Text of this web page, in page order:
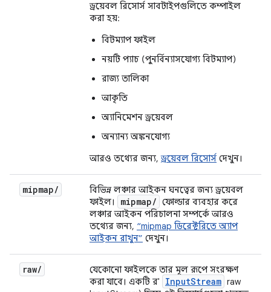
ড্রয়েবল রিসোর্স সাবটাইপগুলিতে কম্পাইল
করা হয়:
বিটম্যাপ ফাইল
নয়টি প্যাচ (পুনর্বিন্যাসযোগ্য বিটম্যাপ)
রাজ্য তালিকা
আকৃতি
অ্যানিমেশন ড্রয়েবল
অন্যান্য অঙ্কনযোগ্য
আরও তথ্যের জন্য,ড্রয়েবল রিসোর্স দেখুন।
mipmap/
বিভিন্ন লঞ্চার আইকন ঘনত্বের জন্য ড্রয়েবল
ফাইল।
mipmap/ ফোল্ডার ব্যবহার করে
লঞ্চার আইকন পরিচালনা সম্পর্কে আরও
তথ্যের জন্য, “mipmap ডিরেক্টরিতে অ্যাপ
আইকন রাখুন” দেখুন।
raw/
যেকোনো ফাইলকে তার মূল রূপে সংরক্ষণ
করা যাবে। একটি র'
InputStream raw